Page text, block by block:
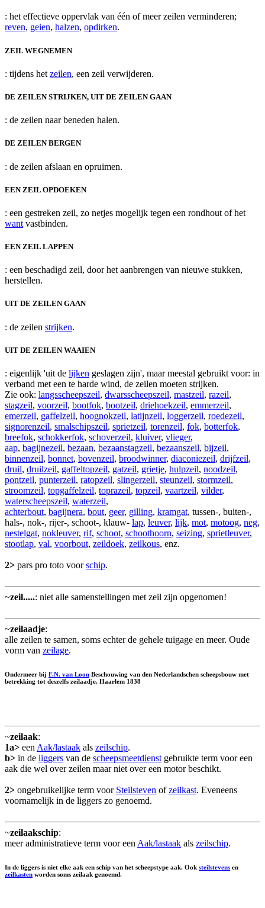
: het effectieve oppervlak van één of meer zeilen verminderen;
reven, geien, halzen, opdirken.
ZEIL WEGNEMEN
: tijdens het zeilen, een zeil verwijderen.
DE ZEILEN STRIJKEN, UIT DE ZEILEN GAAN
: de zeilen naar beneden halen.
DE ZEILEN BERGEN
: de zeilen afslaan en opruimen.
EEN ZEIL OPDOEKEN
: een gestreken zeil, zo netjes mogelijk tegen een rondhout of het
want vastbinden.
EEN ZEIL LAPPEN
: een beschadigd zeil, door het aanbrengen van nieuwe stukken,
herstellen.
UIT DE ZEILEN GAAN
: de zeilen strijken.
UIT DE ZEILEN WAAIEN
: eigenlijk 'uit de lijken geslagen zijn', maar meestal gebruikt voor: in
verband met een te harde wind, de zeilen moeten strijken.
Zie ook: langsscheepszeil, dwarsscheepszeil, mastzeil, razeil,
stagzeil, voorzeil, bootfok, bootzeil, driehoekzeil, emmerzeil,
emerzeil, gaffelzeil, hoognokzeil, latijnzeil, loggerzeil, roedezeil,
signorenzeil, smalschipszeil, sprietzeil, torenzeil, fok, botterfok,
breefok, schokkerfok, schoverzeil, kluiver, vlieger,
aap, bagijnezeil, bezaan, bezaanstagzeil, bezaanszeil, bijzeil,
binnenzeil, bonnet, bovenzeil, broodwinner, diaconiezeil, drijfzeil,
druil, druilzeil, gaffeltopzeil, gatzeil, grietje, hulpzeil, noodzeil,
pontzeil, punterzeil, ratopzeil, slingerzeil, steunzeil, stormzeil,
stroomzeil, topgaffelzeil, toprazeil, topzeil, vaartzeil, vilder,
waterscheepszeil, waterzeil,
achterbout, bagijnera, bout, geer, gilling, kramgat, tussen-, buiten-,
hals-, nok-, rijer-, schoot-, klauw- lap, leuver, lijk, mot, motoog, neg,
nestelgat, nokleuver, rif, schoot, schoothoorn, seizing, sprietleuver,
stootlap, val, voorbout, zeildoek, zeilkous, enz.
2> pars pro toto voorschip.
~zeil.....: niet alle samenstellingen met zeil zijn opgenomen!
~zeilaadje:
alle zeilen te samen, soms echter de gehele tuigage en meer. Oude
vorm van zeilage.
Ondermeer bij F.N. van Loon Beschouwing van den Nederlandschen scheepsbouw met
betrekking tot deszelfs zeilaadje. Haarlem 1838
~zeilaak:
1a> een Aak/lastaak als zeilschip.
b> in de liggers van de scheepsmeetdienst gebruikte term voor een
aak die wel over zeilen maar niet over een motor beschikt.
2> ongebruikelijke term voor Steilsteven ofzeilkast. Eveneens
voornamelijk in de liggers zo genoemd.
~zeilaakschip:
meer administratieve term voor een Aak/lastaak als zeilschip.
In de liggers is niet elke aak een schip van het scheepstype aak. Ook steilstevens en
zeilkasten worden soms zeilaak genoemd.